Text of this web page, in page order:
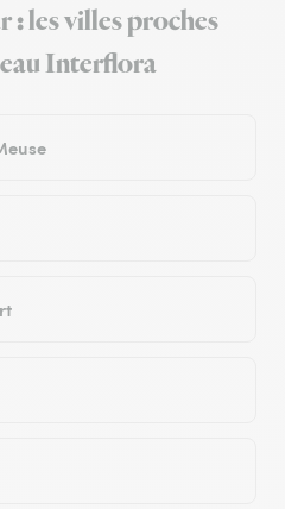
: les villes proches
Interflora